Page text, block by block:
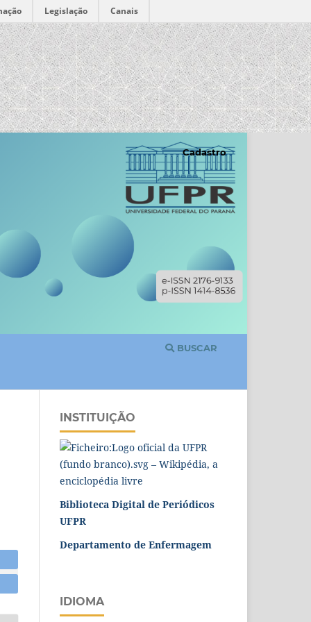
Legislação Canais
BUSCAR
Cadastro
INSTITUIÇÃO
Biblioteca Digital de Periódicos
UFPR
Departamento de Enfermagem
IDIOMA